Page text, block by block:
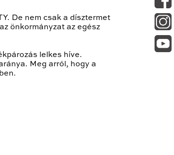
De nem csak a dísztermet
önkormányzat az egész
lelkes híve.
Meg arról, hogy a